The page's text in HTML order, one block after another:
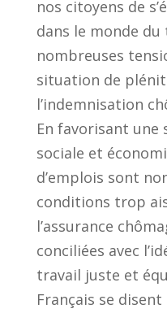
nos citoyens de
dans le monde du
nombreuses
situation de
l’indemnisation
En favorisant une
sociale et
d’emplois sont
conditions trop
l’assurance
conciliées avec
travail juste et
Français se